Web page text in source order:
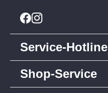
Service-Hotline
Shop-Service